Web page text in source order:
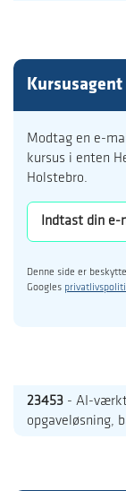
Kursusagent
Modtag en e-
kursus i enten
Holstebro.
Denne side er
Googles
23453 - AI-
opgaveløsning,